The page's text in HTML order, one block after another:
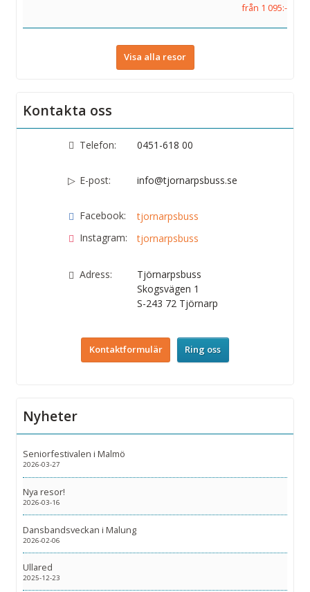
från 1 095:-
Visa alla resor
Kontakta oss
Telefon: 0451-618 00
E-post: info@tjornarpsbuss.se
Facebook:
tjornarpsbuss
Instagram:
tjornarpsbuss
Adress:
Tjörnarpsbuss
Skogsvägen 1
S-243 72 Tjörnarp
Kontaktformulär Ring oss
Nyheter
Seniorfestivalen i Malmö
2026-03-27
Nya resor!
2026-03-16
Dansbandsveckan i Malung
2026-02-06
Ullared
2025-12-23